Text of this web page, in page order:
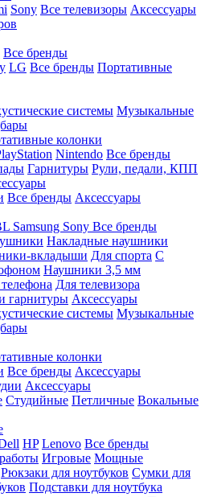
Sony Все телевизоры Аксессуары
Все бренды
LG Все бренды Портативные
системы Музыкальные
колонки
Nintendo Все бренды
Гарнитуры Рули, педали, КПП
Все бренды Аксессуары
Samsung Sony Все бренды
Накладные наушники
вкладыши Для спорта С
Наушники 3,5 мм
Для телевизора
гарнитуры Аксессуары
системы Музыкальные
колонки
Все бренды Аксессуары
Аксессуары
Студийные Петличные Вокальные
HP Lenovo Все бренды
Игровые Мощные
Рюкзаки для ноутбуков Сумки для
Подставки для ноутбука